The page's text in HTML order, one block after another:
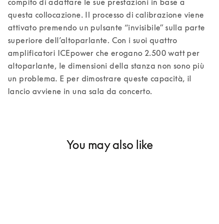
compito di adattare le sue prestazioni in base a
questa collocazione. Il processo di calibrazione viene
attivato premendo un pulsante “invisibile” sulla parte
superiore dell’altoparlante. Con i suoi quattro
amplificatori ICEpower che erogano 2.500 watt per
altoparlante, le dimensioni della stanza non sono più
un problema. E per dimostrare queste capacità, il
lancio avviene in una sala da concerto.
You may also like